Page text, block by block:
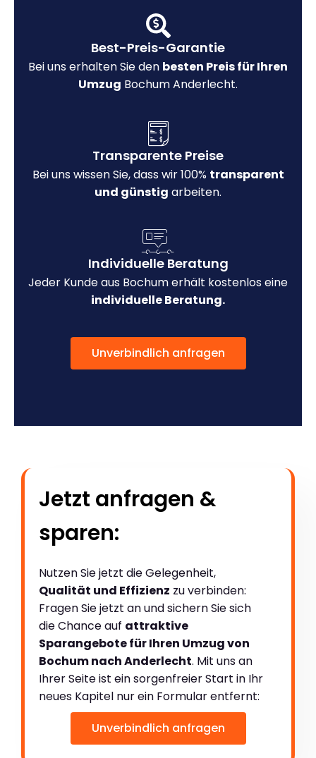
Best-Preis-Garantie
Bei uns erhalten Sie den besten Preis für Ihren
Umzug Bochum Anderlecht.
Transparente Preise
Bei uns wissen Sie, dass wir 100% transparent
und günstig arbeiten.
Individuelle Beratung
Jeder Kunde aus Bochum erhält kostenlos eine
individuelle Beratung.
Unverbindlich anfragen
Jetzt anfragen &
sparen:
Nutzen Sie jetzt die Gelegenheit,
Qualität und Effizienz zu verbinden:
Fragen Sie jetzt an und sichern Sie sich
die Chance auf attraktive
Sparangebote für Ihren Umzug von
Bochum nach Anderlecht. Mit uns an
Ihrer Seite ist ein sorgenfreier Start in Ihr
neues Kapitel nur ein Formular entfernt:
Unverbindlich anfragen